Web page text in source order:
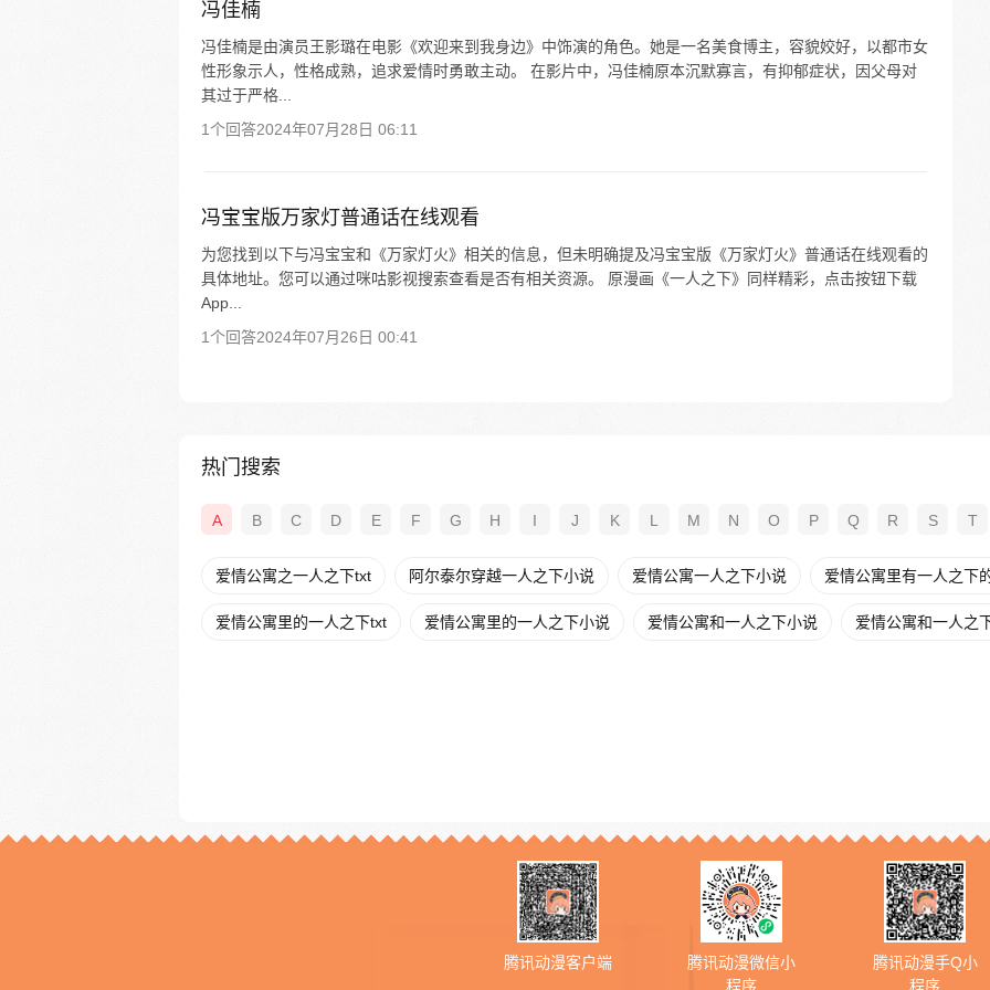
冯佳楠
冯佳楠是由演员王影璐在电影《欢迎来到我身边》中饰演的角色。她是一名美食博主，容貌姣好，以都市女
性形象示人，性格成熟，追求爱情时勇敢主动。 在影片中，冯佳楠原本沉默寡言，有抑郁症状，因父母对
其过于严格...
1个回答2024年07月28日 06:11
冯宝宝版万家灯普通话在线观看
为您找到以下与冯宝宝和《万家灯火》相关的信息，但未明确提及冯宝宝版《万家灯火》普通话在线观看的
具体地址。您可以通过咪咕影视搜索查看是否有相关资源。 原漫画《一人之下》同样精彩，点击按钮下载
App...
1个回答2024年07月26日 00:41
热门搜索
A B C D E F G H I J K L M N O P Q R S T
爱情公寓之一人之下txt 阿尔泰尔穿越一人之下小说 爱情公寓一人之下小说 爱情公寓里有一人之下
爱情公寓里的一人之下txt 爱情公寓里的一人之下小说 爱情公寓和一人之下小说 爱情公寓和一人之
腾讯动漫客户端
腾讯动漫微信小
程序
腾讯动漫手Q小
程序